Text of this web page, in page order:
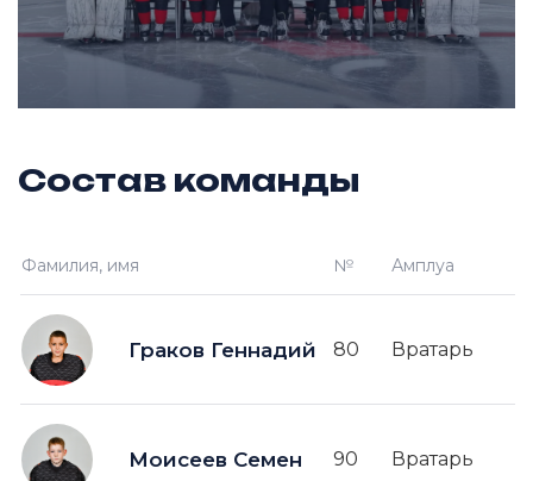
Состав команды
Фамилия, имя № Амплуа
Граков Геннадий 80 Вратарь
Моисеев Семен 90 Вратарь